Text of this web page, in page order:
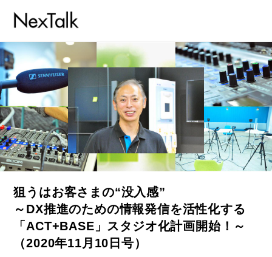
狙うはお客さまの“没入感”
～DX推進のための情報発信を活性化する
「ACT+BASE」スタジオ化計画開始！～
（2020年11月10日号）